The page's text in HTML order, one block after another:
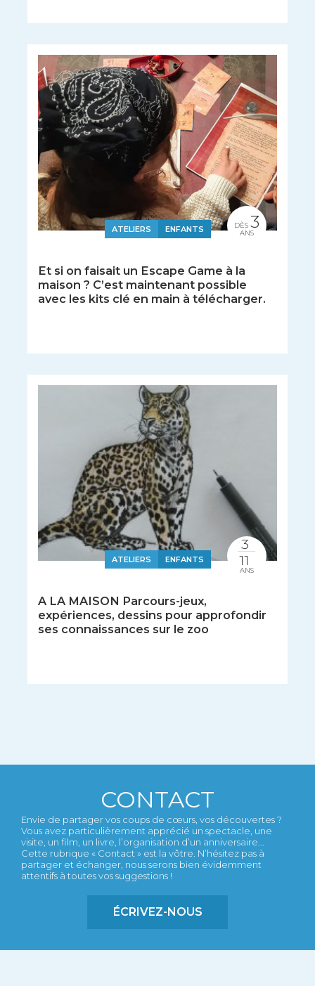
ATELIERS ENFANTS
Et si on faisait un Escape Game à la
maison ? C’est maintenant possible
avec les kits clé en main à télécharger.
DÈS 3
ANS
ATELIERS ENFANTS
A LA MAISON Parcours-jeux,
expériences, dessins pour approfondir
ses connaissances sur le zoo
3
11
ANS
CONTACT
Envie de partager vos coups de cœurs, vos découvertes ?
Vous avez particulièrement apprécié un spectacle, une
visite, un film, un livre, l’organisation d’un anniversaire...
Cette rubrique « Contact » est la vôtre. N’hésitez pas à
partager et échanger, nous serons bien évidemment
attentifs à toutes vos suggestions !
ÉCRIVEZ-NOUS